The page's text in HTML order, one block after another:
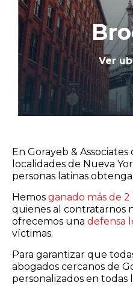
Ver
En Gorayeb &
localidades de Nueva
personas latinas
Hemos ganado más de
quienes al contratarnos
ofrecemos una defensa
víctimas.
Para garantizar que
abogados cercanos de
personalizados en todas